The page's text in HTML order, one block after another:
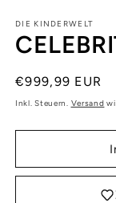
in
Modal
öffnen
DIE KINDERWELT
Normaler
Preis
€999,99 EUR
Inkl. Steuern. Versand